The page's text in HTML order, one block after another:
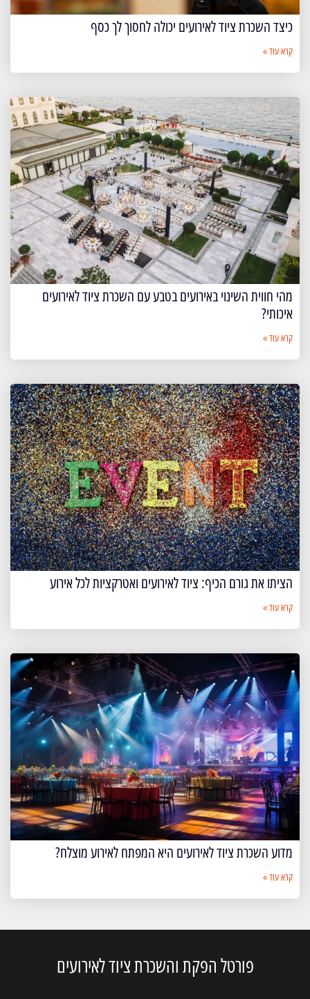
כיצד השכרת ציוד לאירועים יכולה לחסוך לך כסף
קרא עוד »
מהי חווית השינוי באירועים בטבע עם השכרת ציוד לאירועים
איכותי?
קרא עוד »
הציתו את גורם הכיף: ציוד לאירועים ואטרקציות לכל אירוע
קרא עוד »
מדוע השכרת ציוד לאירועים היא המפתח לאירוע מוצלח?
קרא עוד »
פורטל הפקת והשכרת ציוד לאירועים